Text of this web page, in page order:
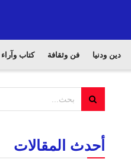
دين ودنيا فن وثقافة كتاب وآراء
أحدث المقالات